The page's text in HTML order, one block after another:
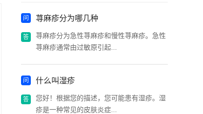
荨麻疹分为哪几种
荨麻疹分为急性荨麻疹和慢性荨麻疹。急性
荨麻疹通常由过敏原引起...
什么叫湿疹
您好！根据您的描述，您可能患有湿疹。湿
疹是一种常见的皮肤炎症...